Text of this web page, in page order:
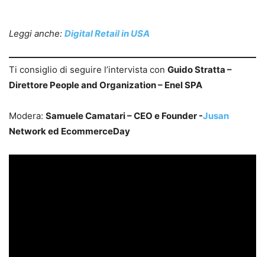
Leggi anche: Digital Retail in USA
Ti consiglio di seguire l’intervista con Guido Stratta –
Direttore People and Organization – Enel SPA
Modera: Samuele Camatari – CEO e Founder -Jusan
Network ed EcommerceDay